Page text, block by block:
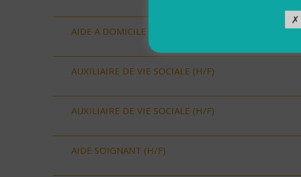
AIDE A DOMICILE (H/F)
AUXILIAIRE DE VIE SOCIALE (H/F)
AUXILIAIRE DE VIE SOCIALE (H/F)
AIDE SOIGNANT (H/F)